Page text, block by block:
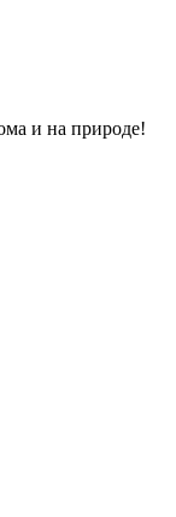
и на природе!